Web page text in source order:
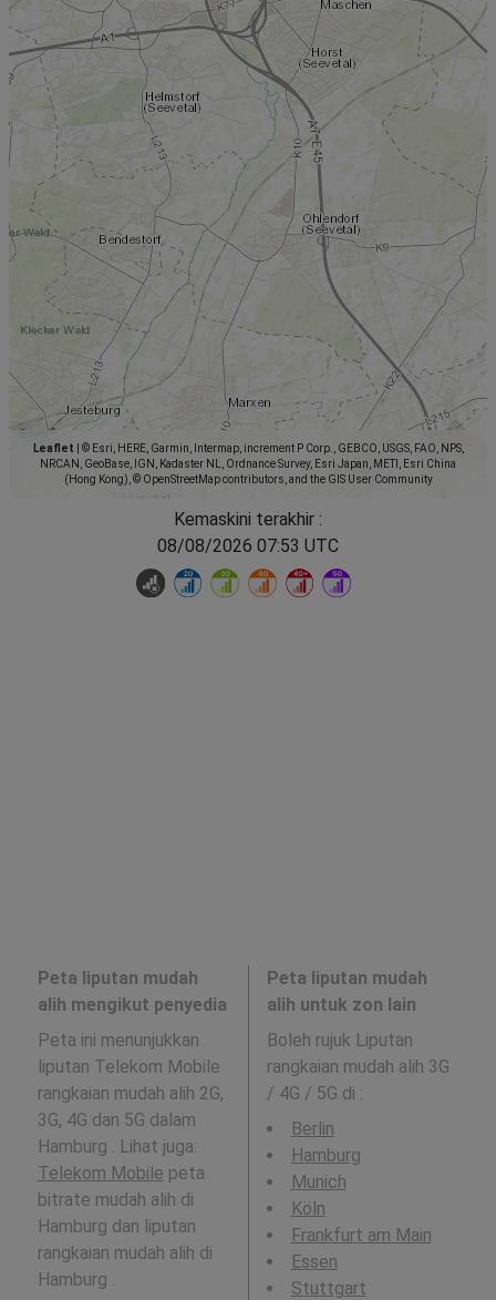
Leaflet
© Esri, HERE, Garmin, Intermap, increment P Corp., GEBCO, USGS, FAO, NPS,
NRCAN, GeoBase, IGN, Kadaster NL, Ordnance Survey, Esri Japan, METI, Esri China
(Hong Kong), © OpenStreetMap contributors, and the GIS User Community
Kemaskini terakhir :
08/08/2026 07:53 UTC
Peta liputan mudah
alih mengikut penyedia
Peta ini menunjukkan
liputan Telekom Mobile
rangkaian mudah alih 2G,
3G, 4G dan 5G dalam
Hamburg . Lihat juga:
Telekom Mobile peta
bitrate mudah alih di
Hamburg dan liputan
rangkaian mudah alih di
Hamburg .
Peta liputan mudah
alih untuk zon lain
Boleh rujuk Liputan
rangkaian mudah alih 3G
/ 4G / 5G di :
Berlin
Hamburg
Munich
Köln
Frankfurt am Main
Essen
Stuttgart